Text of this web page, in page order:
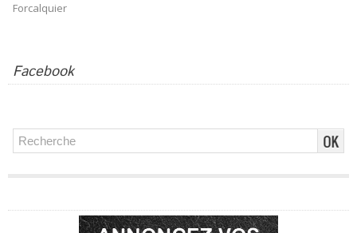
Forcalquier
Facebook